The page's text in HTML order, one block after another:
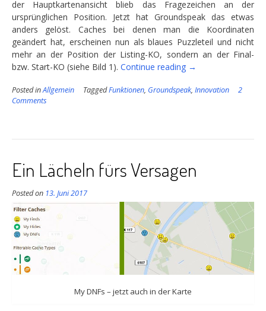
der Hauptkartenansicht blieb das Fragezeichen an der
ursprünglichen Position. Jetzt hat Groundspeak das etwas
anders gelöst. Caches bei denen man die Koordinaten
geändert hat, erscheinen nun als blaues Puzzleteil und nicht
mehr an der Position der Listing-KO, sondern an der Final-
bzw. Start-KO (siehe Bild 1). Continue reading “Noch
neues
→
Posted inAllgemein TaggedFunktionen, Groundspeak, Innovation
2
Comments
Ein Lächeln fürs Versagen
Posted on 13. Juni 2017
My DNFs – jetzt auch in der Karte